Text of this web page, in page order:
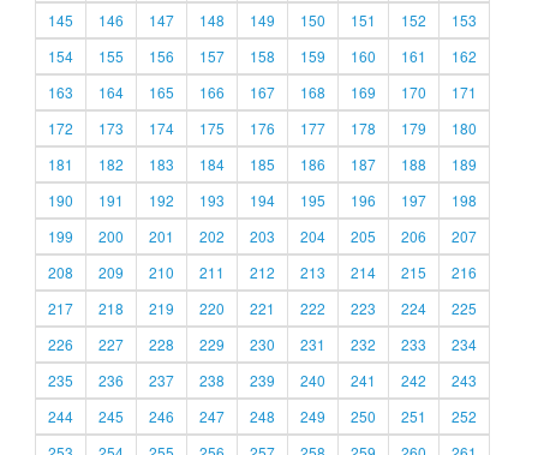
145
146 147 148 149 150 151 152
153
154
155 156 157 158 159 160 161
162
163
164 165 166 167 168 169 170
171
172
173 174 175 176 177 178 179
180
181
182 183 184 185 186 187 188
189
190
191 192 193 194 195 196 197
198
199
200 201 202 203 204 205 206
207
208
209 210 211 212 213 214 215
216
217
218 219 220 221 222 223 224
225
226
227 228 229 230 231 232 233
234
235
236 237 238 239 240 241 242
243
244
245 246 247 248 249 250 251
252